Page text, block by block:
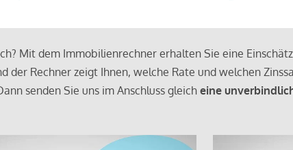
Mit dem Immobilienrechner erhalten Sie eine
der Rechner zeigt Ihnen, welche Rate und welchen
senden Sie uns im Anschluss gleich eine